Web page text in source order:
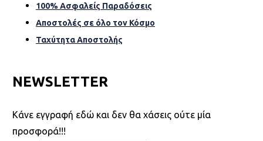
100% Ασφαλείς Παραδόσεις
Αποστολές σε όλο τον Κόσµο
Ταχύτητα Αποστολής
NEWSLETTER
Kάνε εγγραφή εδώ και δεν θα χάσεις ούτε μία
προσφορά!!!